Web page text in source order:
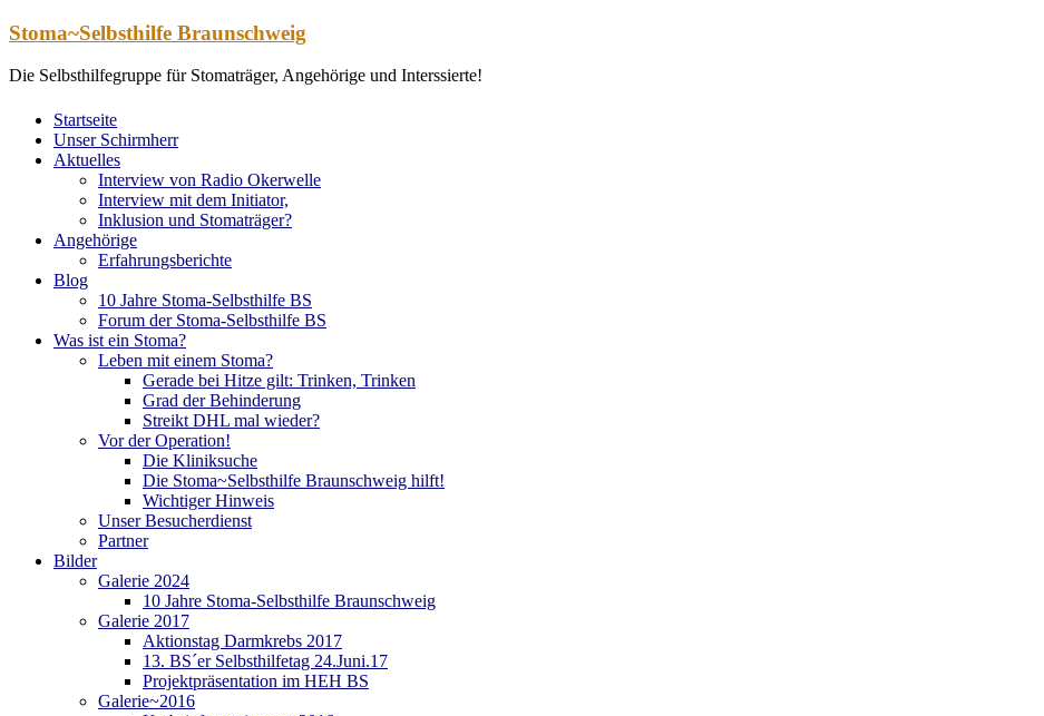
Zum
springen
Stoma~Selbsthilfe Braunschweig
Die Selbsthilfegruppe für Stomaträger, Angehörige und Interssierte!
Startseite
Unser Schirmherr
Aktuelles
Interview von Radio Okerwelle
Interview mit dem Initiator,
Inklusion und Stomaträger?
Angehörige
Erfahrungsberichte
Blog
10 Jahre Stoma-Selbsthilfe BS
Forum der Stoma-Selbsthilfe BS
Was ist ein Stoma?
Leben mit einem Stoma?
Gerade bei Hitze gilt: Trinken, Trinken
Grad der Behinderung
Streikt DHL mal wieder?
Vor der Operation!
Die Kliniksuche
Die Stoma~Selbsthilfe Braunschweig hilft!
Wichtiger Hinweis
Unser Besucherdienst
Partner
Bilder
Galerie 2024
10 Jahre Stoma-Selbsthilfe Braunschweig
Galerie 2017
Aktionstag Darmkrebs 2017
13. BS´er Selbsthilfetag 24.Juni.17
Projektpräsentation im HEH BS
Galerie~2016